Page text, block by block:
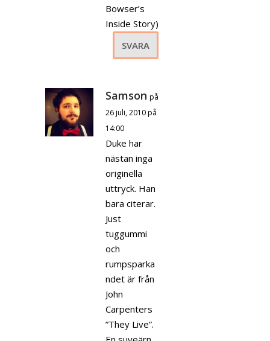
Bowser’s
Inside Story)
SVARA
Samson på
26 juli, 2010 på
14:00
Duke har
nästan inga
originella
uttryck. Han
bara citerar.
Just
tuggummi
och
rumpsparka
ndet är från
John
Carpenters
”They Live”.